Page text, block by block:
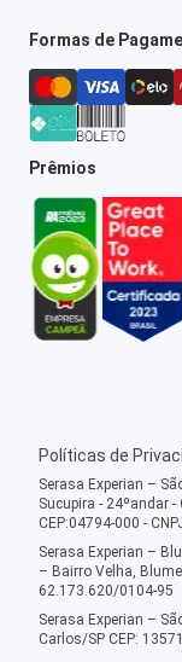
Formas de
Prêmios
Políticas de
Serasa Experian –
Sucupira - 24ºandar
CEP:04794-000 -
Serasa Experian –
– Bairro Velha,
62.173.620/0104-95
Serasa Experian –
Carlos/SP CEP: